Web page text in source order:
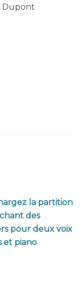
Dupont
la partition
des
pour deux voix
et piano